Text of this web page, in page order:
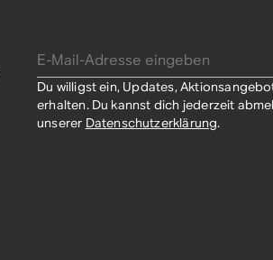
Du willigst ein, Updates,
erhalten. Du kannst dich jederzeit
unserer Datenschutzerklärung.​